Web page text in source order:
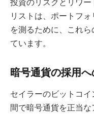
リストは、ポートフ
を測るために、これ
ています。
暗号通貨の採用
セイラーのビットコ
間で暗号通貨を正当